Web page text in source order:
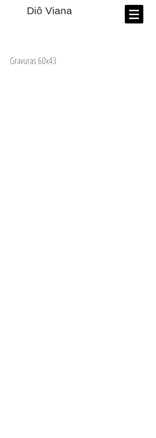
​Diô Viana
Gravuras 60x43